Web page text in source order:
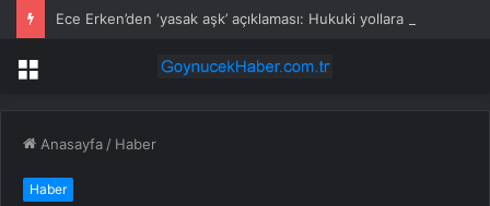
Menü
Anasayfa / Haber
Haber